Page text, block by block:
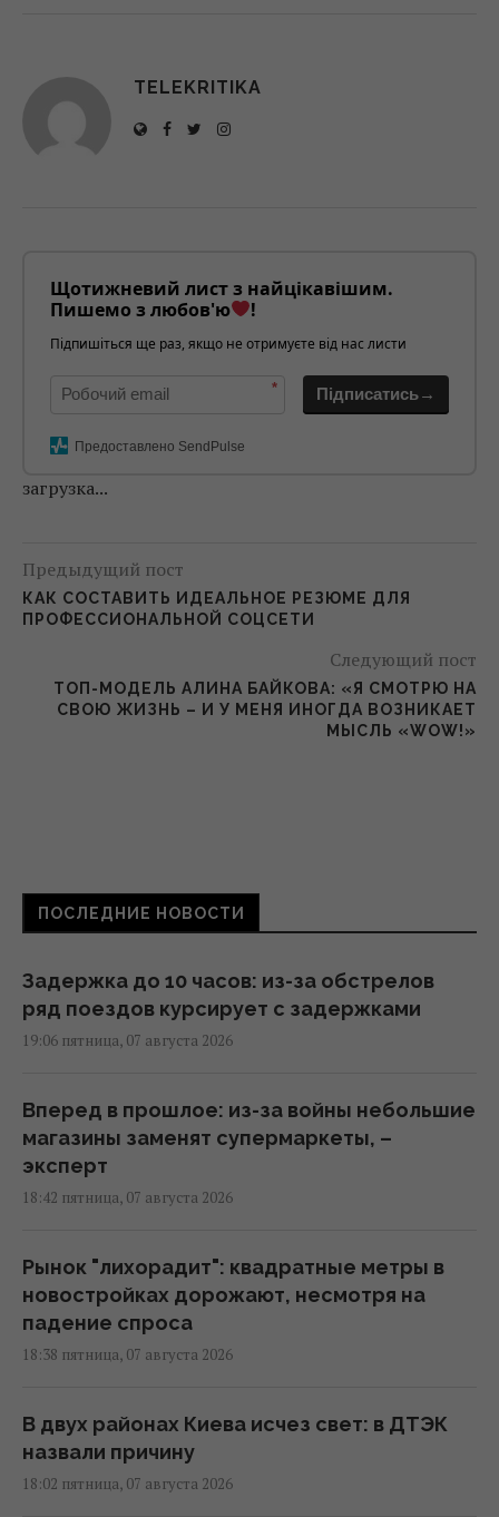
TELEKRITIKA
Щотижневий лист з найцікавішим.
Пишемо з любов'ю
!
Підпишіться ще раз, якщо не отримуєте від нас листи
* Підписатись→
Предоставлено SendPulse
загрузка...
Предыдущий пост
КАК СОСТАВИТЬ ИДЕАЛЬНОЕ РЕЗЮМЕ ДЛЯ
ПРОФЕССИОНАЛЬНОЙ СОЦСЕТИ
Следующий пост
ТОП-МОДЕЛЬ АЛИНА БАЙКОВА: «Я СМОТРЮ НА
СВОЮ ЖИЗНЬ – И У МЕНЯ ИНОГДА ВОЗНИКАЕТ
МЫСЛЬ «WOW!»
ПОСЛЕДНИЕ НОВОСТИ
Задержка до 10 часов: из-за обстрелов
ряд поездов курсирует с задержками
19:06 пятница, 07 августа 2026
Вперед в прошлое: из-за войны небольшие
магазины заменят супермаркеты, –
эксперт
18:42 пятница, 07 августа 2026
Рынок "лихорадит": квадратные метры в
новостройках дорожают, несмотря на
падение спроса
18:38 пятница, 07 августа 2026
В двух районах Киева исчез свет: в ДТЭК
назвали причину
18:02 пятница, 07 августа 2026